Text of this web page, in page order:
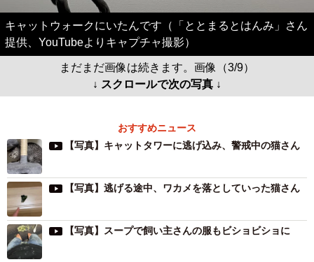
キャットウォークにいたんです（「ととまるとはんみ」さん
提供、YouTubeよりキャプチャ撮影）
まだまだ画像は続きます。画像（3/9）
↓ スクロールで次の写真 ↓
おすすめニュース
【写真】キャットタワーに逃げ込み、警戒中の猫さん
【写真】逃げる途中、ワカメを落としていった猫さん
【写真】スープで飼い主さんの服もビショビショに